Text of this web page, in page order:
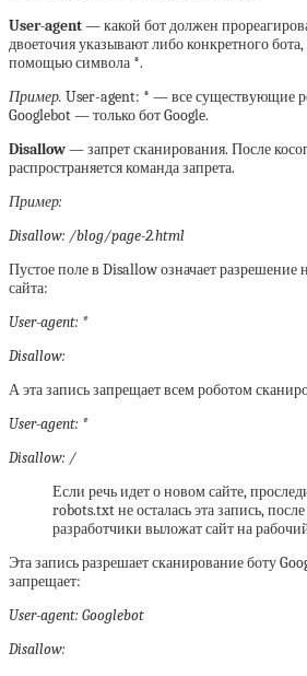
User-agent— какой бот должен
двоеточия указывают либо конкретного
помощью символа *.
Пример. User-agent: * — все существующие
Googlebot — только бот Google.
Disallow— запрет сканирования. После
распространяется команда запрета.
Пример:
Disallow: /blog/page-2.html
Пустое поле в Disallow означает разрешение
сайта:
User-agent: *
Disallow:
А эта запись запрещает всем роботом
User-agent: *
Disallow: /
Если речь идет о новом сайте,
robots.txt не осталась эта запись,
разработчики выложат сайт на
Эта запись разрешает сканирование боту
запрещает:
User-agent: Googlebot
Disallow: